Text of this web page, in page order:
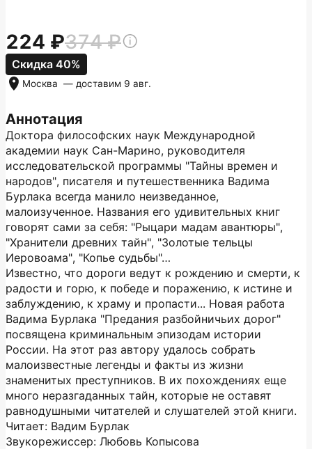
Аннотация
Доктора философских наук Международной
академии наук Сан-Марино, руководителя
исследовательской программы "Тайны времен и
народов", писателя и путешественника Вадима
Бурлака всегда манило неизведанное,
малоизученное. Названия его удивительных книг
говорят сами за себя: "Рыцари мадам авантюры",
"Хранители древних тайн", "Золотые тельцы
Иеровоама", "Копье судьбы"…
Известно, что дороги ведут к рождению и смерти, к
радости и горю, к победе и поражению, к истине и
заблуждению, к храму и пропасти... Новая работа
Вадима Бурлака "Предания разбойничьих дорог"
посвящена криминальным эпизодам истории
России. На этот раз автору удалось собрать
малоизвестные легенды и факты из жизни
знаменитых преступников. В их похождениях еще
много неразгаданных тайн, которые не оставят
равнодушными читателей и слушателей этой книги.
Читает: Вадим Бурлак
Звукорежиссер: Любовь Копысова
224 374
Скидка 40%
Москва — доставим 9 авг.